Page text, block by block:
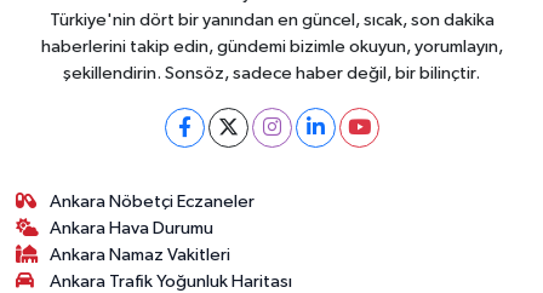
Türkiye'nin dört bir yanından en güncel, sıcak, son dakika
haberlerini takip edin, gündemi bizimle okuyun, yorumlayın,
şekillendirin. Sonsöz, sadece haber değil, bir bilinçtir.
Ankara Nöbetçi Eczaneler
Ankara Hava Durumu
Ankara Namaz Vakitleri
Ankara Trafik Yoğunluk Haritası